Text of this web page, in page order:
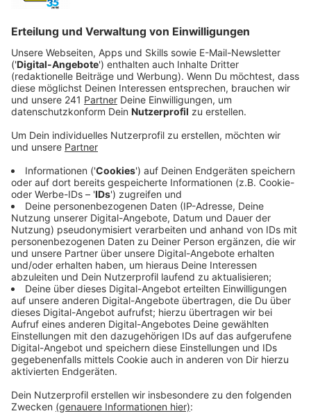
Schweinehund zu überwinden dagegen deutlich
schwieriger. Zum Start in den Frühling haben wir mit
dem Sportwissenschaftler und Gesundheitsexperten
Ingo Froböse von der Sporthochschule Köln
gesprochen. Er ist Experte vom Fach und erzählt uns,
wie man es schafft, endlich mit dem Sport loszulegen.
Wichtig dabei sei vor allem eins: sich so wenig Hürden
wie möglich in den Weg zu legen. "Wenn ich mir jetzt
beispielsweise ein Schwimmbad vornehme, das 30
Kilometer entfernt ist, halte ich das nicht lange durch.
Der Sport, den ich betreiben möchte, muss zu mir und
zu meinen Wünschen, Interessen und Neigungen
passen. Ich muss es ein bisschen kennen, damit ich die
Sportart bewerten kann", sagt Froböse. Außerdem
würde es auch viel Sinn ergeben, das mit einem
Sportpartner oder Sportpartnerin zu machen. Froböse:
"Denn gemeinsam macht es mehr Spaß. Und vor allen
Dingen bleibe ich länger dran, weil dann kommt ein
bisschen sozialer Druck mit dazu.“
Anzeige